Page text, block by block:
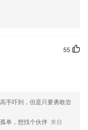
软件，您可以到应用商店
55
手吓到，但是只要勇敢尝
单，想找个伙伴 来自